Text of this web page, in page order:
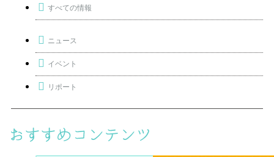
すべての情報
ニュース
イベント
リポート